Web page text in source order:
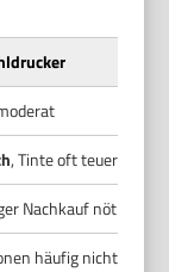
, Tinte oft teuer und
Nachkauf nötig,
häufig nicht